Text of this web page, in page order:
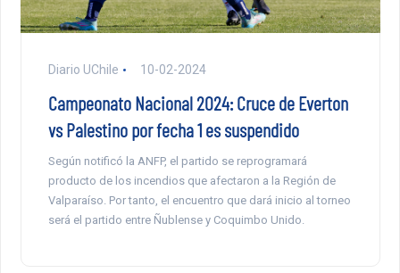
Diario UChile 10-02-2024
Campeonato Nacional 2024: Cruce de Everton
vs Palestino por fecha 1 es suspendido
Según notificó la ANFP, el partido se reprogramará
producto de los incendios que afectaron a la Región de
Valparaíso. Por tanto, el encuentro que dará inicio al torneo
será el partido entre Ñublense y Coquimbo Unido.